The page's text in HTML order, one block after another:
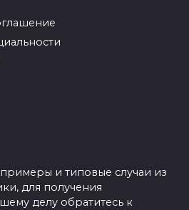
и типовые случаи из
для получения
делу обратитесь к